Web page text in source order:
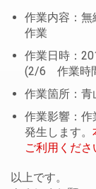
作業内容：無
作業
作業日時：
(2/6 作業時
作業箇所：
作業影響：
発生します。
ご利用くださ
以上です。